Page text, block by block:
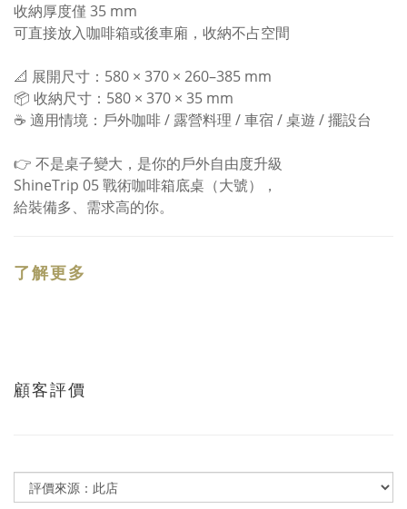
收納厚度僅 35 mm
可直接放入咖啡箱或後車廂，收納不占空間
📐 展開尺寸：580 × 370 × 260–385 mm
📦 收納尺寸：580 × 370 × 35 mm
☕ 適用情境：戶外咖啡 / 露營料理 / 車宿 / 桌遊 / 擺設台
👉 不是桌子變大，是你的戶外自由度升級
ShineTrip 05 戰術咖啡箱底桌（大號），
給裝備多、需求高的你。
了解更多
顧客評價